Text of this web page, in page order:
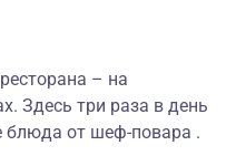
– на
Здесь три раза в день
блюда от шеф-повара .